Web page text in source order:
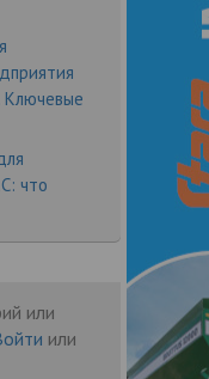
Ключевые
что
или
или